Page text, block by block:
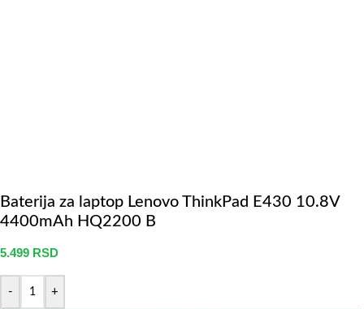
Baterija za laptop Lenovo ThinkPad E430 10.8V
4400mAh HQ2200 B
5.499 RSD
- +